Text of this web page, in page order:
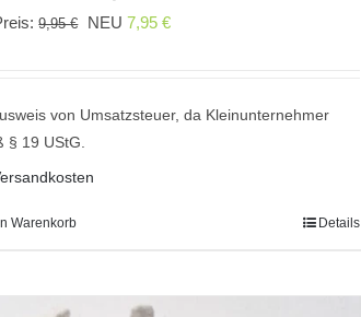
9,95€
Ursprünglicher
9,95 €
NEU 7,95€Aktueller
7,95 €.
von Umsatzsteuer, da Kleinunternehmer
§ 19 UStG.
Warenkorb Details